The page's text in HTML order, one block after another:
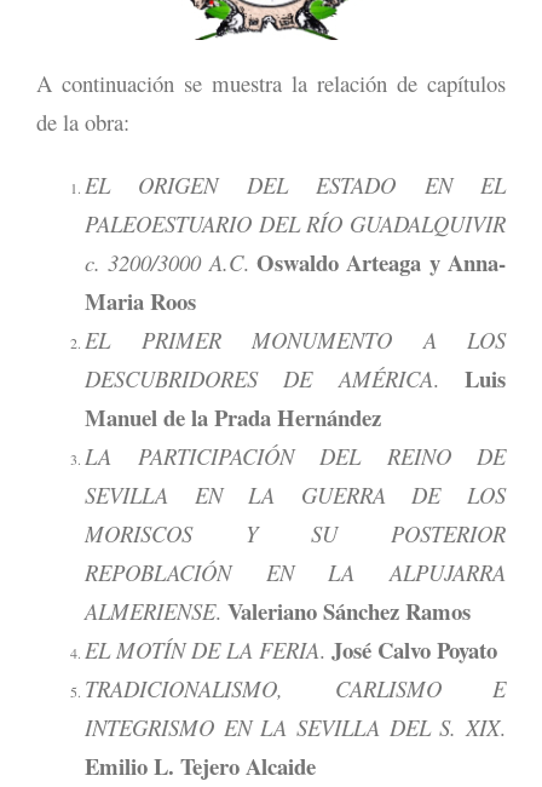
A continuación se muestra la relación de capítulos
de la obra:
EL ORIGEN DEL ESTADO EN EL
PALEOESTUARIO DEL RÍO GUADALQUIVIR
c. 3200/3000 A.C.Oswaldo Arteaga y Anna-
Maria Roos
EL PRIMER MONUMENTO A LOS
DESCUBRIDORES DE AMÉRICA.
Luis
Manuel de la Prada Hernández
LA PARTICIPACIÓN DEL REINO DE
SEVILLA EN LA GUERRA DE LOS
MORISCOS Y SU POSTERIOR
REPOBLACIÓN EN LA ALPUJARRA
ALMERIENSE. Valeriano Sánchez Ramos
EL MOTÍN DE LA FERIA. José Calvo Poyato
TRADICIONALISMO, CARLISMO E
INTEGRISMO EN LA SEVILLA DEL S. XIX.
Emilio L. Tejero Alcaide